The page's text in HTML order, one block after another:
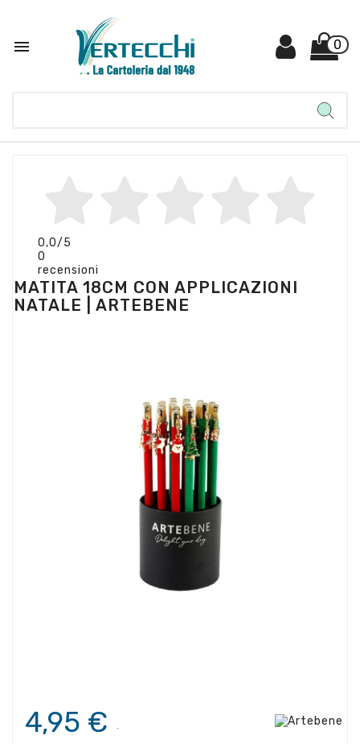
 0
0,0/5
0
recensioni
MATITA 18CM CON APPLICAZIONI
NATALE | ARTEBENE
4,95 € .